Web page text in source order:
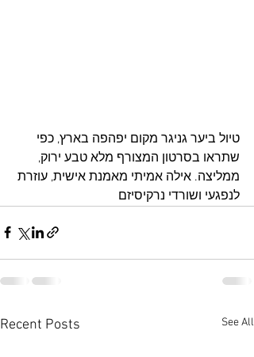
טיול ביער גניגר מקום יפהפה בארץ, כפי
שתראו בסרטון המצורף מלא טבע ירוק,
ממליצה. אילה אמיתי מאמנת אישית, עוזרת
לנפגעי ושורדי נרקיסיזם
Recent Posts See All